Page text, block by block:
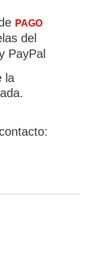
PAGO
del
PayPal
la